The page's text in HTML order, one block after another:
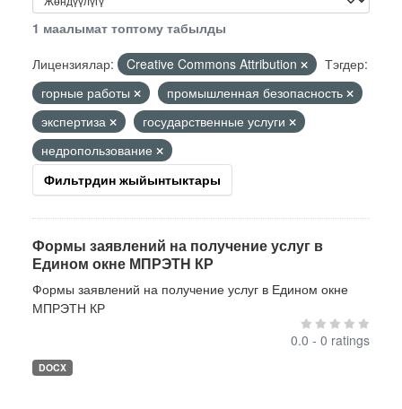
1 маалымат топтому табылды
Лицензиялар:
Creative Commons Attribution
Тэгдер:
горные работы
промышленная безопасность
экспертиза
государственные услуги
недропользование
Фильтрдин жыйынтыктары
Формы заявлений на получение услуг в
Едином окне МПРЭТН КР
Формы заявлений на получение услуг в Едином окне
МПРЭТН КР
0.0 - 0 ratings
DOCX